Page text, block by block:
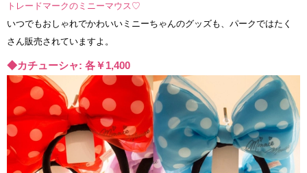
トレードマークのミニーマウス♡
いつでもおしゃれでかわいいミニーちゃんのグッズも、パークではたく
さん販売されていますよ。
◆カチューシャ: 各￥1,400